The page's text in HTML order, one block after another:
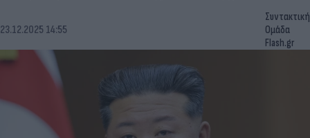
23.12.2025 14:55
Συντακτική
Ομάδα
Flash.gr